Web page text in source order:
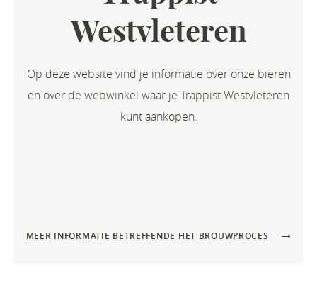
Westvleteren
Op deze website vind je informatie over onze bieren
en over de webwinkel waar je Trappist Westvleteren
kunt aankopen.
MEER INFORMATIE BETREFFENDE HET BROUWPROCES